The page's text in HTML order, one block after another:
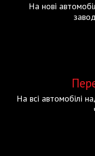
На нові
На всі автомобілі